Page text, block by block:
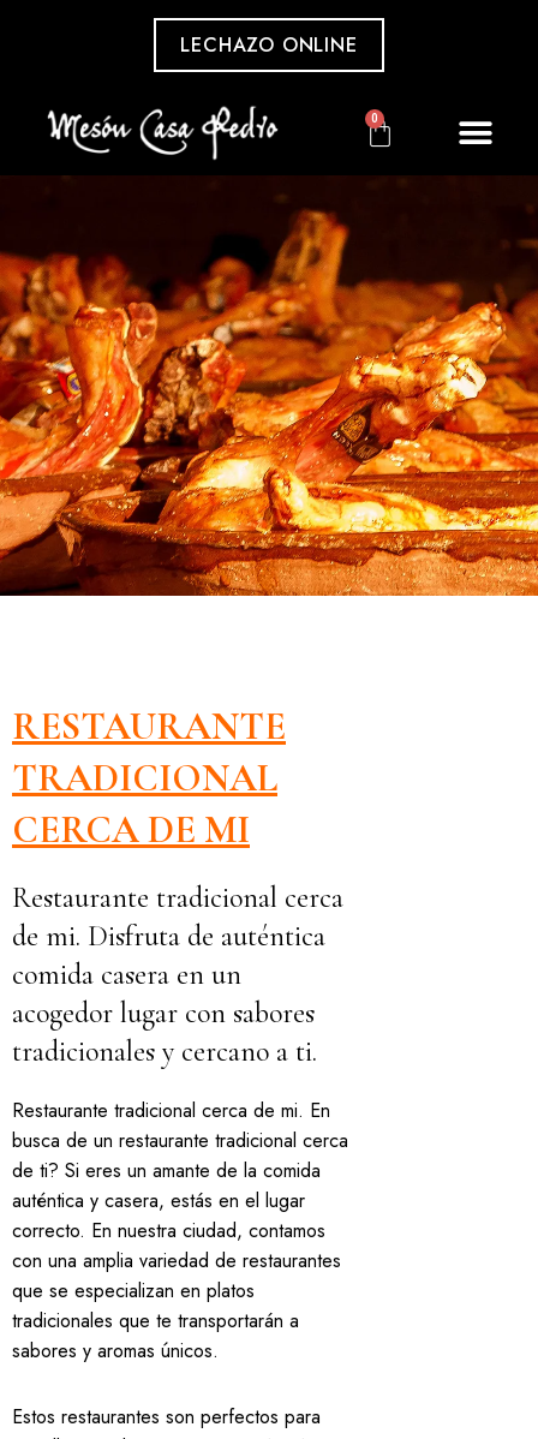
LECHAZO ONLINE
0
RESTAURANTE
TRADICIONAL
CERCA DE MI
Restaurante tradicional cerca
de mi. Disfruta de auténtica
comida casera en un
acogedor lugar con sabores
tradicionales y cercano a ti.
Restaurante tradicional cerca de mi. En
busca de un restaurante tradicional cerca
de ti? Si eres un amante de la comida
auténtica y casera, estás en el lugar
correcto. En nuestra ciudad, contamos
con una amplia variedad de restaurantes
que se especializan en platos
tradicionales que te transportarán a
sabores y aromas únicos.
Estos restaurantes son perfectos para